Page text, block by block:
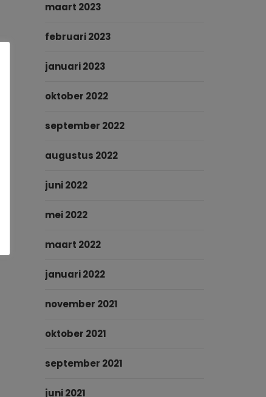
maart 2023
februari 2023
januari 2023
oktober 2022
september 2022
augustus 2022
juni 2022
mei 2022
maart 2022
januari 2022
november 2021
oktober 2021
september 2021
juni 2021